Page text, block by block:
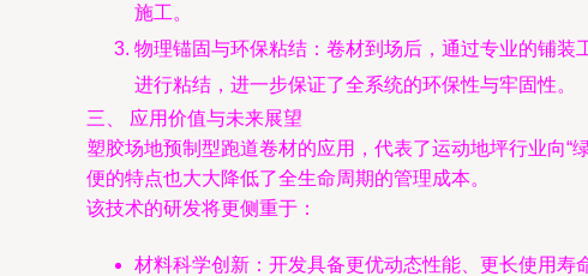
施工。
物理锚固与环保粘结：卷材到场后，通过专业的铺
进行粘结，进一步保证了全系统的环保性与牢固性。
三、 应用价值与未来展望
塑胶场地预制型跑道卷材的应用，代表了运动地坪行业向
便的特点也大大降低了全生命周期的管理成本。
该技术的研发将更侧重于：
材料科学创新：开发具备更优动态性能、更长使用寿